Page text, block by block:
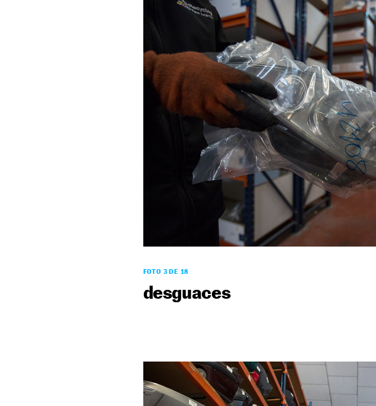
FOTO 3 DE 18
desguaces